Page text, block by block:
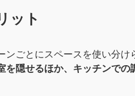
ット
ンごとにスペースを使い分
を隠せるほか、キッチンで